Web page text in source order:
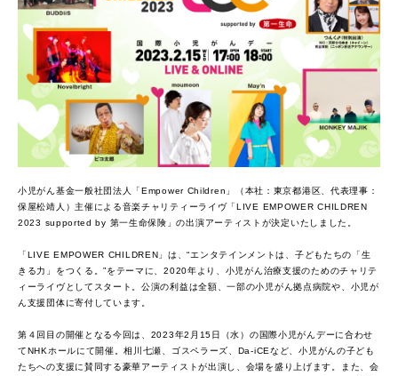
小児がん基金一般社団法人「Empower Children」（本社：東京都港区、代表理事：
保屋松靖人）主催による音楽チャリティーライヴ「LIVE EMPOWER CHILDREN
2023 supported by 第一生命保険」の出演アーティストが決定いたしました。
「LIVE EMPOWER CHILDREN」は、“エンタテインメントは、子どもたちの「生
きる力」をつくる。”をテーマに、2020年より、小児がん治療支援のためのチャリテ
ィーライヴとしてスタート。公演の利益は全額、一部の小児がん拠点病院や、小児が
ん支援団体に寄付しています。
第４回目の開催となる今回は、2023年2月15日（水）の国際小児がんデーに合わせ
てNHKホールにて開催。相川七瀬、ゴスペラーズ、Da-iCEなど、小児がんの子ども
たちへの支援に賛同する豪華アーティストが出演し、会場を盛り上げます。また、会